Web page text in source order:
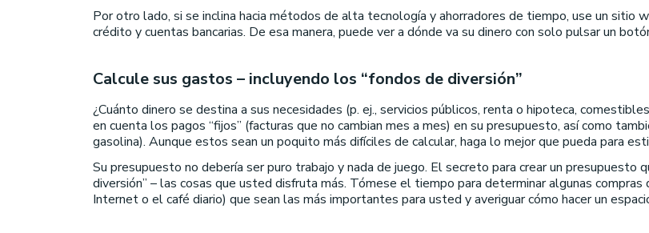
Por otro lado, si se inclina hacia métodos de alta tecnología y ahorradores de tiempo, use un sitio
crédito y cuentas bancarias. De esa manera, puede ver a dónde va su dinero con solo pulsar un
Calcule sus gastos – incluyendo los “fondos de diversión”
¿Cuánto dinero se destina a sus necesidades (p. ej., servicios públicos, renta o hipoteca,
en cuenta los pagos “fijos” (facturas que no cambian mes a mes) en su presupuesto, así como
gasolina). Aunque estos sean un poquito más difíciles de calcular, haga lo mejor que pueda para
Su presupuesto no debería ser puro trabajo y nada de juego. El secreto para crear un presupuesto
diversión” – las cosas que usted disfruta más. Tómese el tiempo para determinar algunas
Internet o el café diario) que sean las más importantes para usted y averiguar cómo hacer un